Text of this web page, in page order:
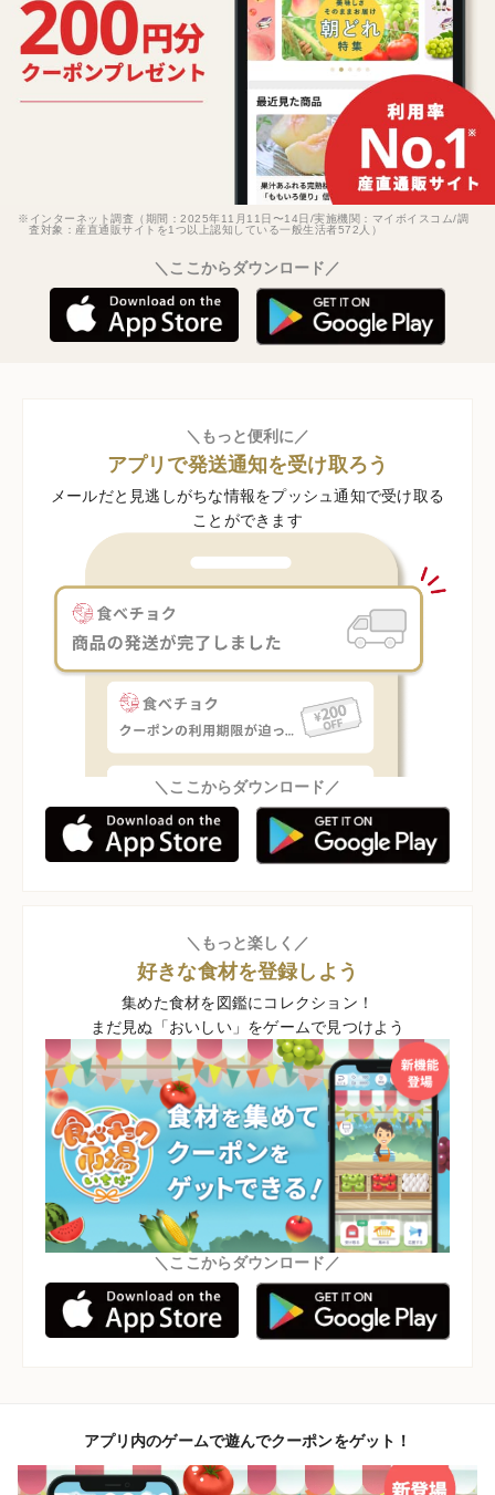
※インターネット調査（期間：2025年11月11日〜14日/実施機関：マイボイスコム/調
査対象：産直通販サイトを1つ以上認知している一般生活者572人）
＼ここからダウンロード／
＼もっと便利に／
アプリで発送通知を受け取ろう
メールだと見逃しがちな情報をプッシュ通知で受け取る
ことができます
＼ここからダウンロード／
＼もっと楽しく／
好きな食材を登録しよう
集めた食材を図鑑にコレクション！
まだ見ぬ「おいしい」をゲームで見つけよう
＼ここからダウンロード／
アプリ内のゲームで遊んでクーポンをゲット！